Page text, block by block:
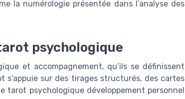
la numérologie présentée dans l’analyse des
psychologique
et accompagnement, qu’ils se définissent
sur des tirages structurés, des cartes
tarot psychologique développement personnel